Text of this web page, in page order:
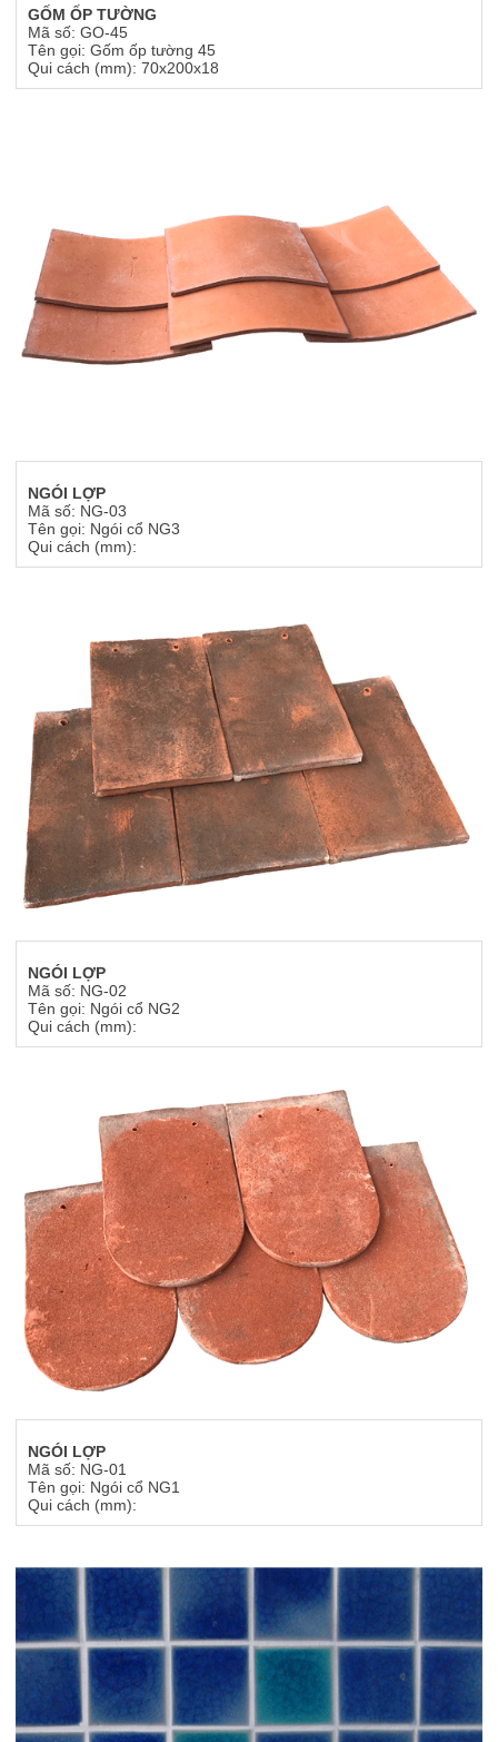
GỐM ỐP TƯỜNG
Mã số: GO-45
Tên gọi: Gốm ốp tường 45
Qui cách (mm): 70x200x18
NGÓI LỢP
Mã số: NG-03
Tên gọi: Ngói cổ NG3
Qui cách (mm):
NGÓI LỢP
Mã số: NG-02
Tên gọi: Ngói cổ NG2
Qui cách (mm):
NGÓI LỢP
Mã số: NG-01
Tên gọi: Ngói cổ NG1
Qui cách (mm):